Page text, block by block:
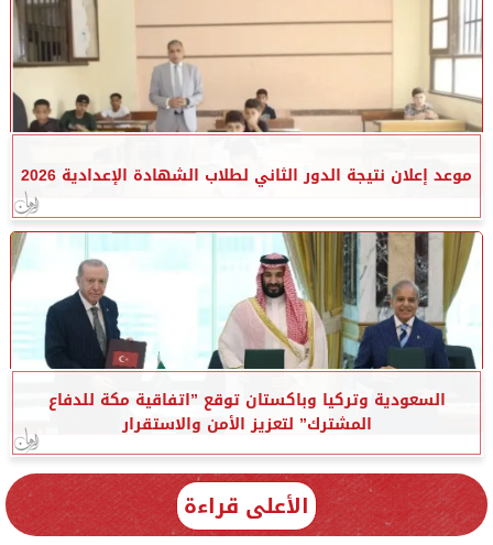
موعد إعلان نتيجة الدور الثاني لطلاب الشهادة الإعدادية 2026
السعودية وتركيا وباكستان توقع ”اتفاقية مكة للدفاع
المشترك” لتعزيز الأمن والاستقرار
الأعلى قراءة